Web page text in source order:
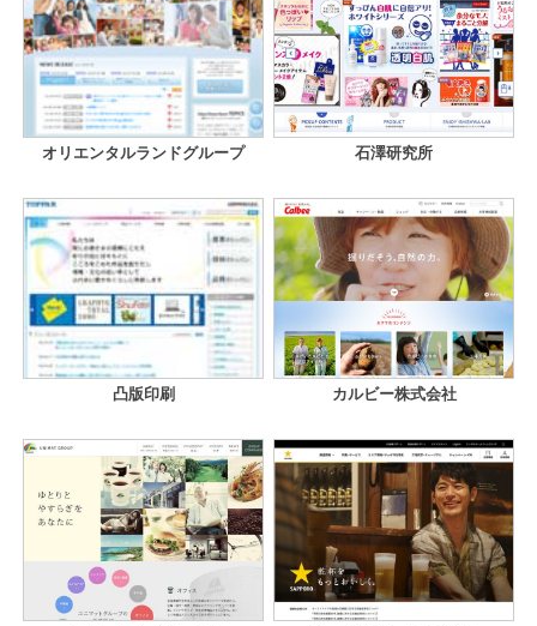
オリエンタルランドグループ 石澤研究所
凸版印刷 カルビー株式会社